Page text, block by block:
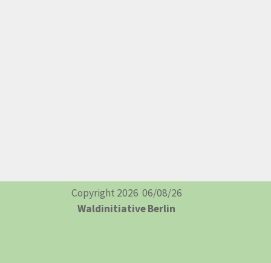
Copyright 2026 06/08/26
Waldinitiative Berlin